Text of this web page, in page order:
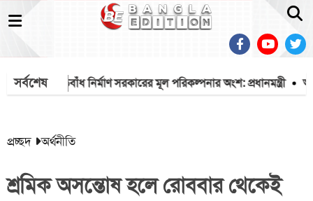
সর্বশেষবেড়িবাঁধ নির্মাণ সরকারের মূল পরিকল্পনার অংশ: প্রধানমন্ত্রী
প্রচ্ছদ অর্থনীতি
শ্রমিক অসন্তোষ হলে রোববার থেকেই